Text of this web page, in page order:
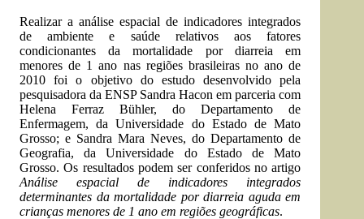
Realizar a análise espacial de indicadores integrados
de ambiente e saúde relativos aos fatores
condicionantes da mortalidade por diarreia em
menores de 1 ano nas regiões brasileiras no ano de
2010 foi o objetivo do estudo desenvolvido pela
pesquisadora da ENSP Sandra Hacon em parceria com
Helena Ferraz Bühler, do Departamento de
Enfermagem, da Universidade do Estado de Mato
Grosso; e Sandra Mara Neves, do Departamento de
Geografia, da Universidade do Estado de Mato
Grosso. Os resultados podem ser conferidos no artigo
Análise espacial de indicadores integrados
determinantes da mortalidade por diarreia aguda em
crianças menores de 1 ano em regiões geográficas.